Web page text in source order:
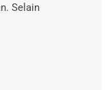
Selain